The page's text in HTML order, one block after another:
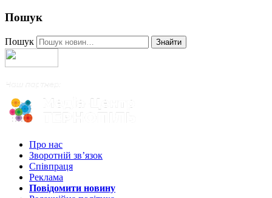
Пошук
Пошук Знайти
Про нас
Зворотній зв’язок
Співпраця
Реклама
Повідомити новину